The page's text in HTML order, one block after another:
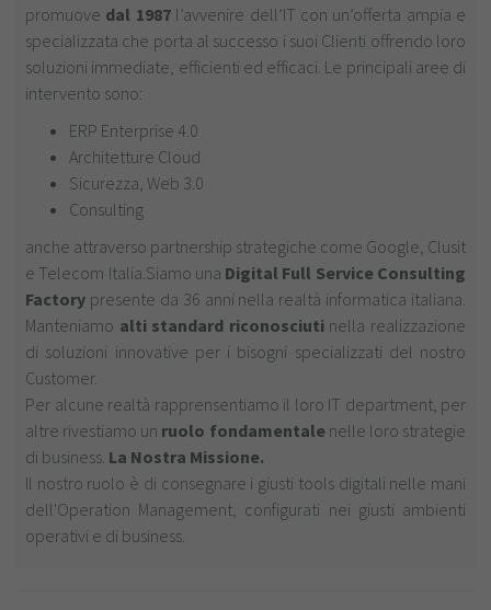
promuove dal 1987l’avvenire dell’IT con un’offerta ampia e
specializzata che porta al successo i suoi Clienti offrendo loro
soluzioni immediate, efficienti ed efficaci. Le principali aree di
intervento sono:
ERP Enterprise 4.0
Architetture Cloud
Sicurezza, Web 3.0
Consulting
anche attraverso partnership strategiche come Google, Clusit
e Telecom Italia.Siamo una Digital Full Service Consulting
Factory presente da 36 anni nella realtà informatica italiana.
Manteniamo alti standard riconosciuti nella realizzazione
di soluzioni innovative per i bisogni specializzati del nostro
Customer.
Per alcune realtà rapprensentiamo il loro IT department, per
altre rivestiamo un ruolo fondamentale nelle loro strategie
di business. La Nostra Missione.
Il nostro ruolo è di consegnare i giusti tools digitali nelle mani
dell'Operation Management, configurati nei giusti ambienti
operativi e di business.